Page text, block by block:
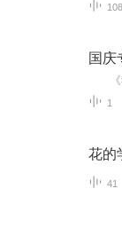
108
国庆
1
花的
41